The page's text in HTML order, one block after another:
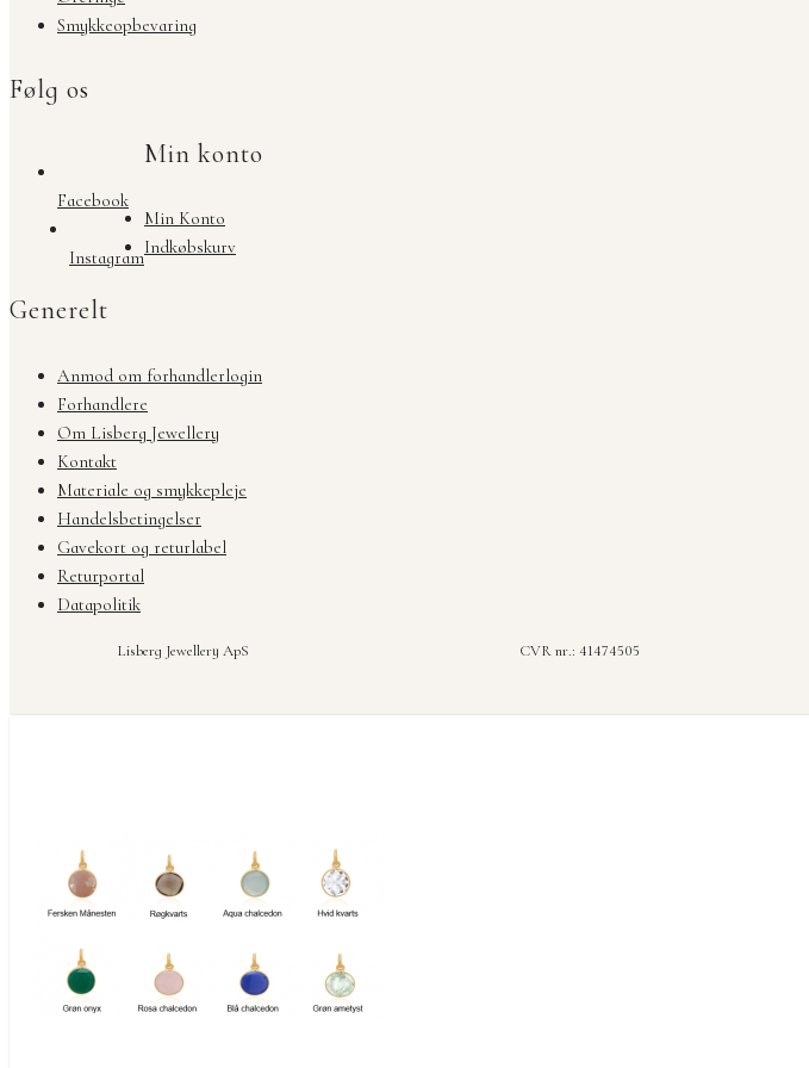
Smykkeopbevaring
Følg os
Facebook
Instagram
Min konto
Min Konto
Indkøbskurv
Generelt
Anmod om forhandlerlogin
Forhandlere
Om Lisberg Jewellery
Kontakt
Materiale og smykkepleje
Handelsbetingelser
Gavekort og returlabel
Returportal
Datapolitik
Lisberg Jewellery ApS CVR nr.: 41474505